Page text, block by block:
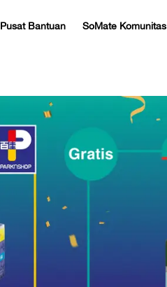
Pusat Bantuan SoMate Komunitas